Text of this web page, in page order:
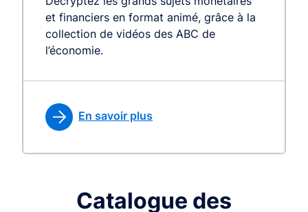
et financiers en format animé, grâce à la
collection de vidéos des ABC de
l’économie.
En savoir plus
Catalogue des